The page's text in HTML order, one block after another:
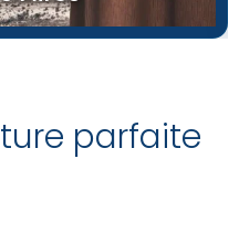
parfaite